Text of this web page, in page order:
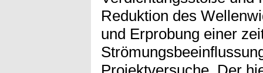
Reduktion des
und Erprobung einer